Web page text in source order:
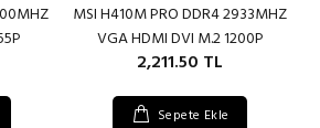
MSI H410M PRO DDR4 2933MHZ
VGA HDMI DVI M.2 1200P
2,211.50 TL
Sepete Ekle